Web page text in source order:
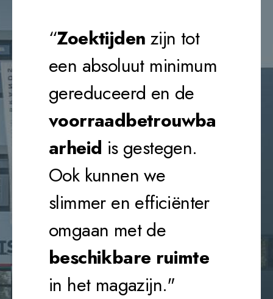
“Zoektijden zijn tot
een absoluut minimum
gereduceerd en de
voorraadbetrouwba
arheid is gestegen.
Ook kunnen we
slimmer en efficiënter
omgaan met de
beschikbare ruimte
in het magazijn."